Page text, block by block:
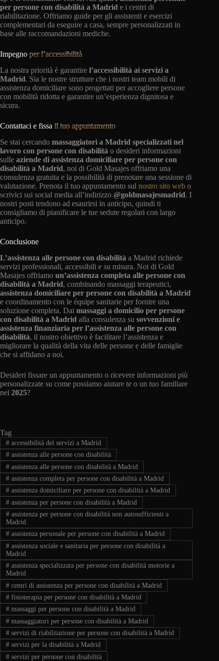
per persone con disabilità a Madrid e i centri di
riabilitazione. Offriamo guide per gli assistenti e esercizi
complementari da eseguire a casa, sempre personalizzati in
base alle raccomandazioni mediche.
Impegno per l’accessibilità
La nostra priorità è garantire l’accessibilità ai servizi a
Madrid. Sia le nostre strutture che i nostri team mobili di
assistenza domiciliare sono progettati per accogliere persone
con mobilità ridotta e garantire un’esperienza dignitosa e
sicura.
Contattaci e fissa il tuo appuntamento
Se stai cercando massaggiatori a Madrid specializzati nel
lavoro con persone con disabilità o desideri informazioni
sulle aziende di assistenza domiciliare per persone con
disabilità a Madrid, noi di Gold Masajes offriamo una
consulenza gratuita e la possibilità di prenotare una sessione di
valutazione. Prenota il tuo appuntamento sul nostro sito web o
scrivici sui social media all’indirizzo @goldmasajesmadrid. I
nostri posti tendono ad esaurirsi in anticipo, quindi ti
consigliamo di pianificare le tue sedute regolari con largo
anticipo.
Conclusione
L’assistenza alle persone con disabilità a Madrid richiede
servizi professionali, accessibili e su misura. Noi di Gold
Masajes offriamo un’assistenza completa alle persone con
disabilità a Madrid, combinando massaggi terapeutici,
assistenza domiciliare per persone con disabilità a Madrid
e coordinamento con le équipe sanitarie per fornire una
soluzione completa. Dai massaggi a domicilio per persone
con disabilità a Madrid alla consulenza su sovvenzioni e
assistenza finanziaria per l’assistenza alle persone con
disabilità, il nostro obiettivo è facilitare l’assistenza e
migliorare la qualità della vita delle persone e delle famiglie
che si affidano a noi.
Desideri fissare un appuntamento o ricevere informazioni più
personalizzate su come possiamo aiutare te o un tuo familiare
nel 2025?
Tag
#accessibilità dei servizi a Madrid
#assistenza alle persone con disabilità
#assistenza alle persone con disabilità a Madrid
#assistenza completa per persone con disabilità a Madrid
#assistenza domiciliare per persone con disabilità a Madrid
#assistenza per persone con disabilità a Madrid
#assistenza per persone con disabilità non autosufficienti a
Madrid
#assistenza personale per persone con disabilità a Madrid
#assistenza sociale e sanitaria per persone con disabilità a
Madrid
#assistenza specializzata per persone con disabilità motorie a
Madrid
#centri di assistenza per persone con disabilità a Madrid
#fisioterapia per persone con disabilità a Madrid
#massaggi per persone con disabilità a Madrid
#massaggiatori per persone con disabilità a Madrid
#servizi di riabilitazione per persone con disabilità a Madrid
#servizi per la disabilità a Madrid
#servizi per persone con disabilità